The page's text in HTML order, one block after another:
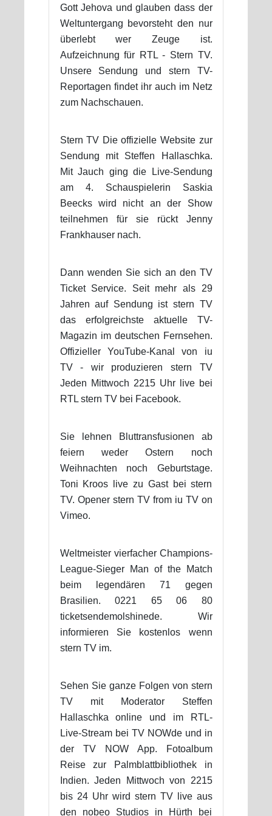
Gott Jehova und glauben dass der
Weltuntergang bevorsteht den nur
überlebt wer Zeuge ist.
Aufzeichnung für RTL - Stern TV.
Unsere Sendung und stern TV-
Reportagen findet ihr auch im Netz
zum Nachschauen.
Stern TV Die offizielle Website zur
Sendung mit Steffen Hallaschka.
Mit Jauch ging die Live-Sendung
am 4. Schauspielerin Saskia
Beecks wird nicht an der Show
teilnehmen für sie rückt Jenny
Frankhauser nach.
Dann wenden Sie sich an den TV
Ticket Service. Seit mehr als 29
Jahren auf Sendung ist stern TV
das erfolgreichste aktuelle TV-
Magazin im deutschen Fernsehen.
Offizieller YouTube-Kanal von iu
TV - wir produzieren stern TV
Jeden Mittwoch 2215 Uhr live bei
RTL stern TV bei Facebook.
Sie lehnen Bluttransfusionen ab
feiern weder Ostern noch
Weihnachten noch Geburtstage.
Toni Kroos live zu Gast bei stern
TV. Opener stern TV from iu TV on
Vimeo.
Weltmeister vierfacher Champions-
League-Sieger Man of the Match
beim legendären 71 gegen
Brasilien. 0221 65 06 80
ticketsendemolshinede. Wir
informieren Sie kostenlos wenn
stern TV im.
Sehen Sie ganze Folgen von stern
TV mit Moderator Steffen
Hallaschka online und im RTL-
Live-Stream bei TV NOWde und in
der TV NOW App. Fotoalbum
Reise zur Palmblattbibliothek in
Indien. Jeden Mittwoch von 2215
bis 24 Uhr wird stern TV live aus
den nobeo Studios in Hürth bei